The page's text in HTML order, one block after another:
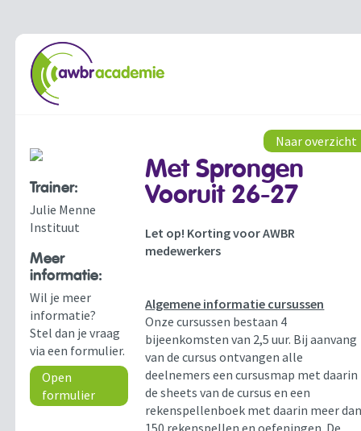
Trainer:
Julie Menne
Instituut
Meer
informatie:
Wil je meer
informatie?
Stel dan je vraag
via een formulier.
Open
formulier
Naar overzicht
Met Sprongen
Vooruit 26-27
Let op! Korting voor AWBR
medewerkers
Algemene informatie cursussen
Onze cursussen bestaan 4
bijeenkomsten van 2,5 uur. Bij aanvang
van de cursus ontvangen alle
deelnemers een cursusmap met daarin
de sheets van de cursus en een
rekenspellenboek met daarin meer